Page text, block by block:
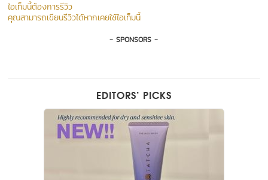
ไอเท็มนี้ต้องการรีวิว
คุณสามารถเขียนรีวิวได้หากเคยใช้ไอเท็มนี้
- SPONSORS -
EDITORS’ PICKS